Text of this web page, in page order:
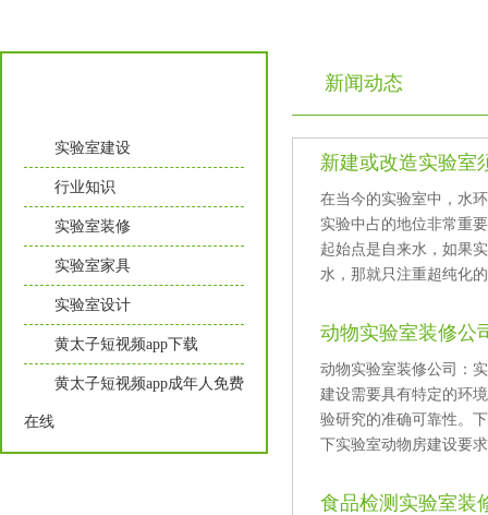
实验室建设
行业知识
实验室装修
实验室家具
实验室设计
黄太子短视频app下载
黄太子短视频app成年人免费
在线
新闻动态
新建或改造实验室须
在当今的实验室中，
实验中占的地位非常重要
起始点是自来水，如果
水，那就只注重超纯化
动物实验室装修公司
动物实验室装修公司
建设需要具有特定的环
验研究的准确可靠性
下实验室动物房建设要
食品检测实验室装